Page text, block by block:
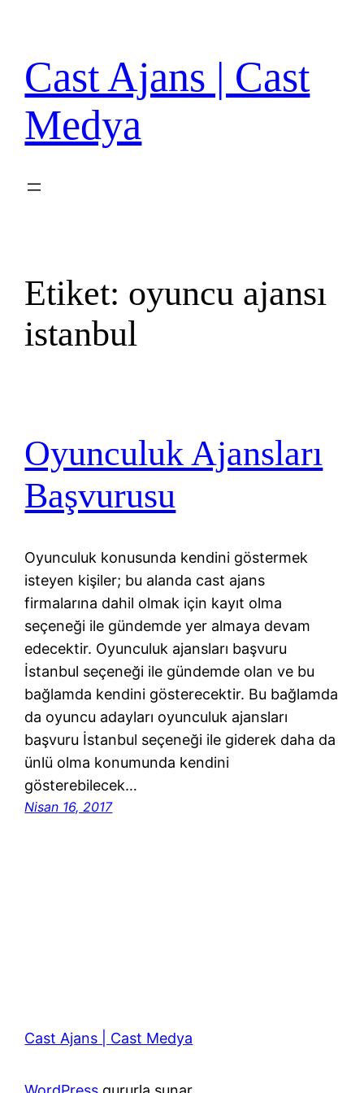
Cast Ajans | Cast
Medya
Etiket: oyuncu ajansı
istanbul
Oyunculuk Ajansları
Başvurusu
Oyunculuk konusunda kendini göstermek
isteyen kişiler; bu alanda cast ajans
firmalarına dahil olmak için kayıt olma
seçeneği ile gündemde yer almaya devam
edecektir. Oyunculuk ajansları başvuru
İstanbul seçeneği ile gündemde olan ve bu
bağlamda kendini gösterecektir. Bu bağlamda
da oyuncu adayları oyunculuk ajansları
başvuru İstanbul seçeneği ile giderek daha da
ünlü olma konumunda kendini
gösterebilecek…
Nisan 16, 2017
Cast Ajans | Cast Medya